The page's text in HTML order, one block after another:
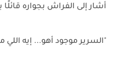
أشار إلى الفراش بجواره
"السرير موجود أهو... إيه